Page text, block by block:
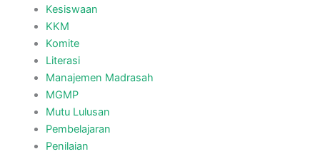
Kesiswaan
KKM
Komite
Literasi
Manajemen Madrasah
MGMP
Mutu Lulusan
Pembelajaran
Penilaian